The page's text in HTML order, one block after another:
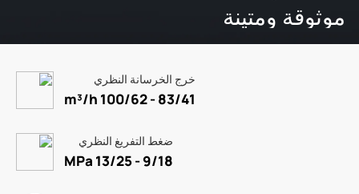
موثوقة ومتينة
خرج الخرسانة النظري
83/41 - 100/62 m³/h
ضغط التفريغ النظري
9/18 - 13/25 MPa